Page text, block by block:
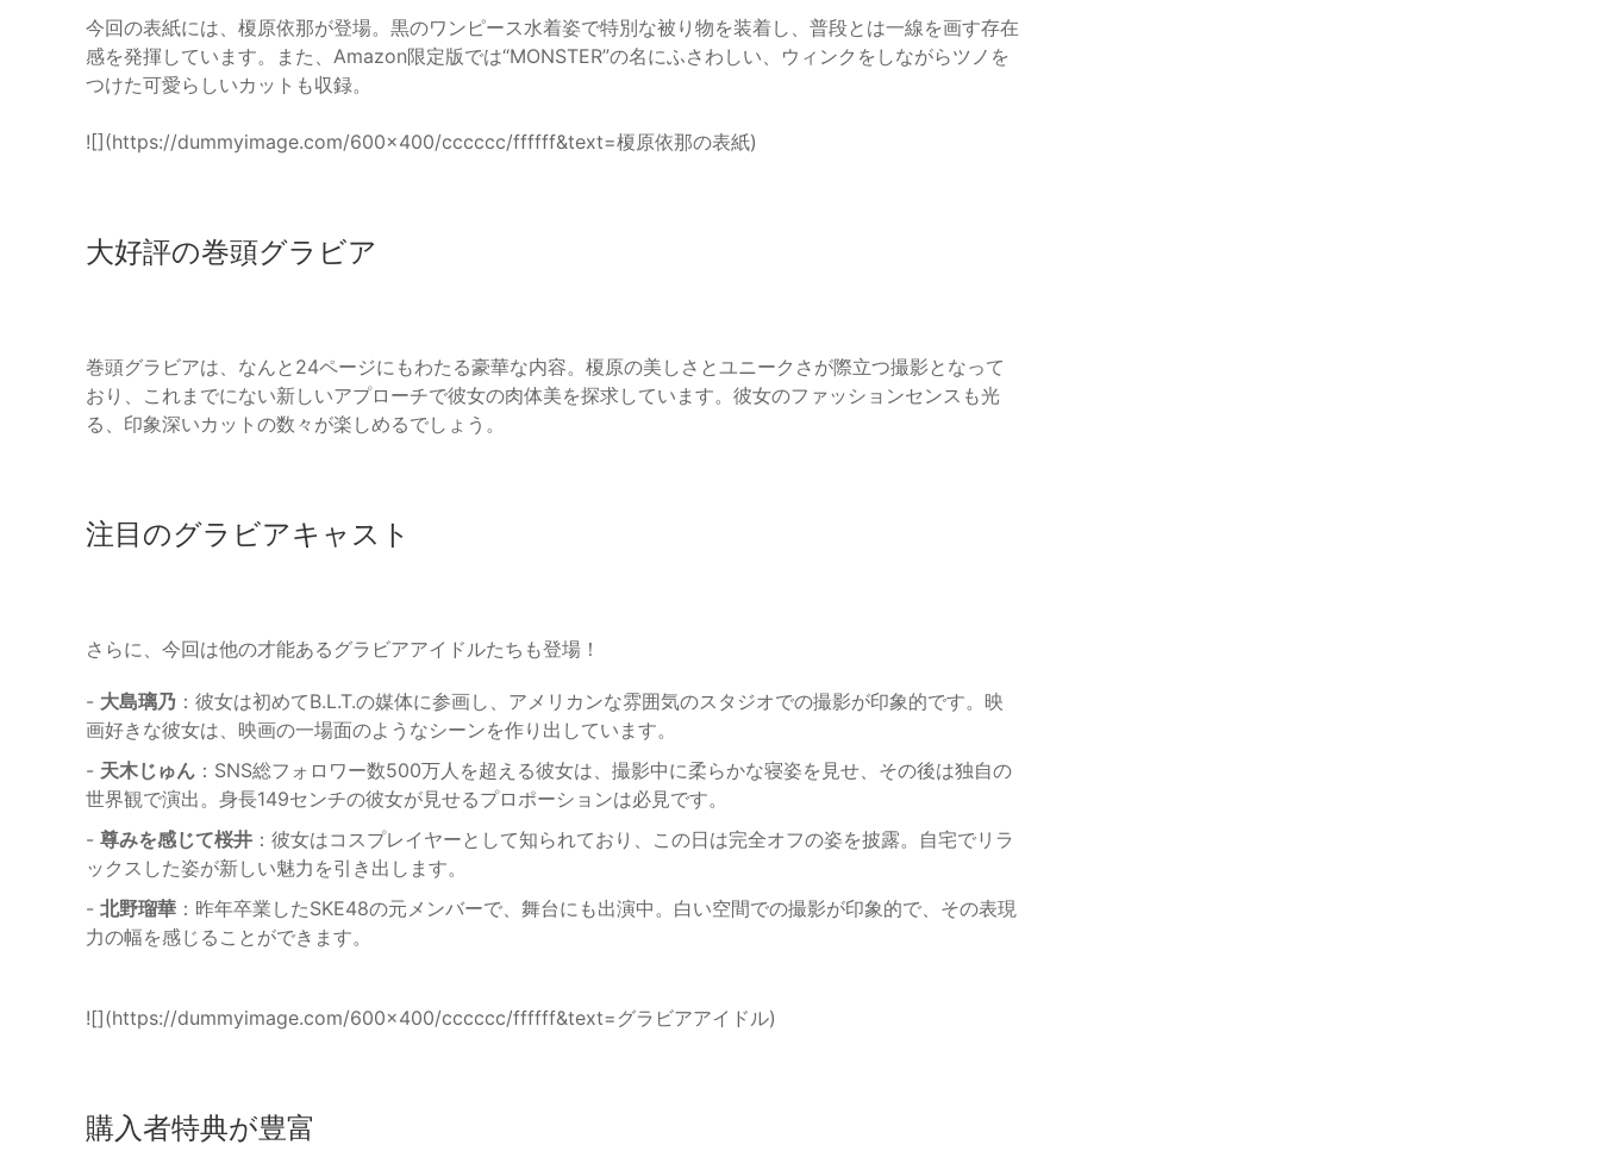
今回の表紙には、榎原依那が登場。黒のワンピース水着姿で特別な被り物を装着し、普段とは一線を画す存在
感を発揮しています。また、Amazon限定版では“MONSTER”の名にふさわしい、ウィンクをしながらツノを
つけた可愛らしいカットも収録。
![](https://dummyimage.com/600x400/cccccc/ffffff&text=榎原依那の表紙)
大好評の巻頭グラビア
巻頭グラビアは、なんと24ページにもわたる豪華な内容。榎原の美しさとユニークさが際立つ撮影となって
おり、これまでにない新しいアプローチで彼女の肉体美を探求しています。彼女のファッションセンスも光
る、印象深いカットの数々が楽しめるでしょう。
注目のグラビアキャスト
さらに、今回は他の才能あるグラビアアイドルたちも登場！
- 大島璃乃 ：彼女は初めてB.L.T.の媒体に参画し、アメリカンな雰囲気のスタジオでの撮影が印象的です。映
画好きな彼女は、映画の一場面のようなシーンを作り出しています。
- 天木じゅん ：SNS総フォロワー数500万人を超える彼女は、撮影中に柔らかな寝姿を見せ、その後は独自の
世界観で演出。身長149センチの彼女が見せるプロポーションは必見です。
- 尊みを感じて桜井 ：彼女はコスプレイヤーとして知られており、この日は完全オフの姿を披露。自宅でリラ
ックスした姿が新しい魅力を引き出します。
- 北野瑠華 ：昨年卒業したSKE48の元メンバーで、舞台にも出演中。白い空間での撮影が印象的で、その表現
力の幅を感じることができます。
![](https://dummyimage.com/600x400/cccccc/ffffff&text=グラビアアイドル)
購入者特典が豊富